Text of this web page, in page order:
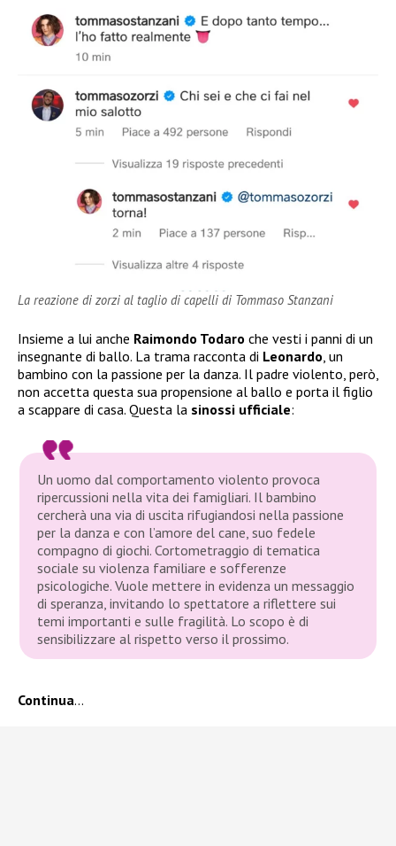
La reazione di zorzi al taglio di capelli di Tommaso Stanzani
Insieme a lui anche Raimondo Todaro che vesti i panni di un
insegnante di ballo. La trama racconta di Leonardo, un
bambino con la passione per la danza. Il padre violento, però,
non accetta questa sua propensione al ballo e porta il figlio
a scappare di casa. Questa la sinossi ufficiale:
Un uomo dal comportamento violento provoca
ripercussioni nella vita dei famigliari. Il bambino
cercherà una via di uscita rifugiandosi nella passione
per la danza e con l’amore del cane, suo fedele
compagno di giochi. Cortometraggio di tematica
sociale su violenza familiare e sofferenze
psicologiche. Vuole mettere in evidenza un messaggio
di speranza, invitando lo spettatore a riflettere sui
temi importanti e sulle fragilità. Lo scopo è di
sensibilizzare al rispetto verso il prossimo.
Continua…